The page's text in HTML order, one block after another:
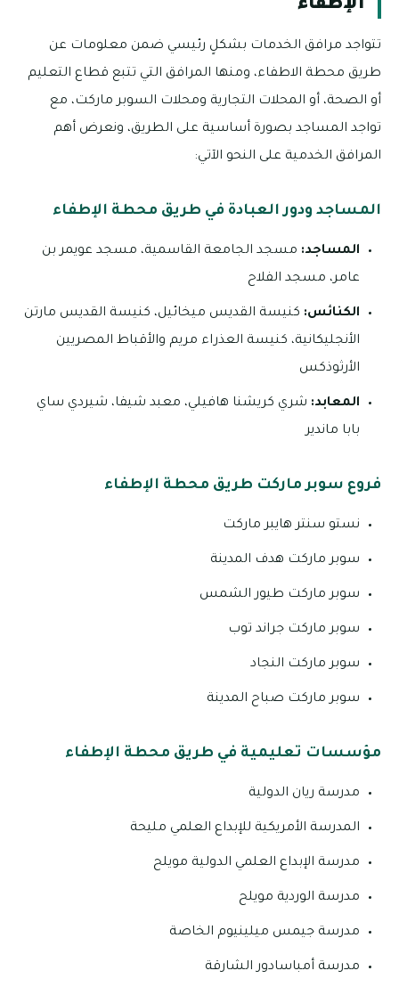
الإطفاء
تتواجد مرافق الخدمات بشكلٍ رئيسي ضمن معلومات عن
طريق محطة الاطفاء، ومنها المرافق التي تتبع قطاع التعليم
أو الصحة، أو المحلات التجارية ومحلات السوبر ماركت، مع
تواجد المساجد بصورة أساسية على الطريق، ونعرض أهم
المرافق الخدمية على النحو الآتي:
المساجد ودور العبادة في طريق محطة الإطفاء
المساجد: مسجد الجامعة القاسمية، مسجد عويمر بن
عامر، مسجد الفلاح
الكنائس: كنيسة القديس ميخائيل، كنيسة القديس مارتن
الأنجليكانية، كنيسة العذراء مريم والأقباط المصريين
الأرثوذكس
المعابد: شري كريشنا هافيلي، معبد شيفا، شيردي ساي
بابا ماندير
فروع سوبر ماركت طريق محطة الإطفاء
نستو سنتر هايبر ماركت
سوبر ماركت هدف المدينة
سوبر ماركت طيور الشمس
سوبر ماركت جراند توب
سوبر ماركت النجاد
سوبر ماركت صباح المدينة
مؤسسات تعليمية في طريق محطة الإطفاء
مدرسة ريان الدولية
المدرسة الأمريكية للإبداع العلمي مليحة
مدرسة الإبداع العلمي الدولية مويلح
مدرسة الوردية مويلح
مدرسة جيمس ميلينيوم الخاصة
مدرسة أمباسادور الشارقة